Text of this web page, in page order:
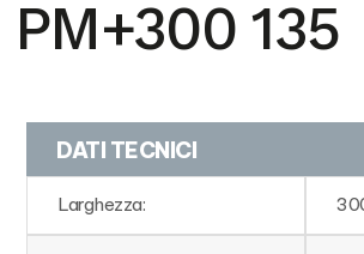
PM+300 135
DATI TECNICI
Larghezza: